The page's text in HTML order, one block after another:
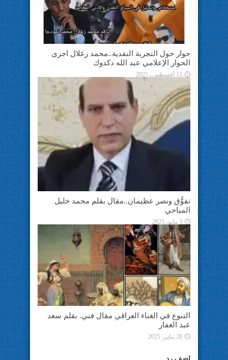
حوار حول التجربة النقدية..محمد زغلال اجرى
الحوار الإعلامي عبد الله دكدوك
13 أغسطس، 2025
تفوُّق ونصر عظيمان..مقال بقلم محمد خليل
المياحي
3 مايو، 2025
التنوع في الغناء العراقي مقال فني. بقلم سعد
عبد الغفار
20 يناير، 2025